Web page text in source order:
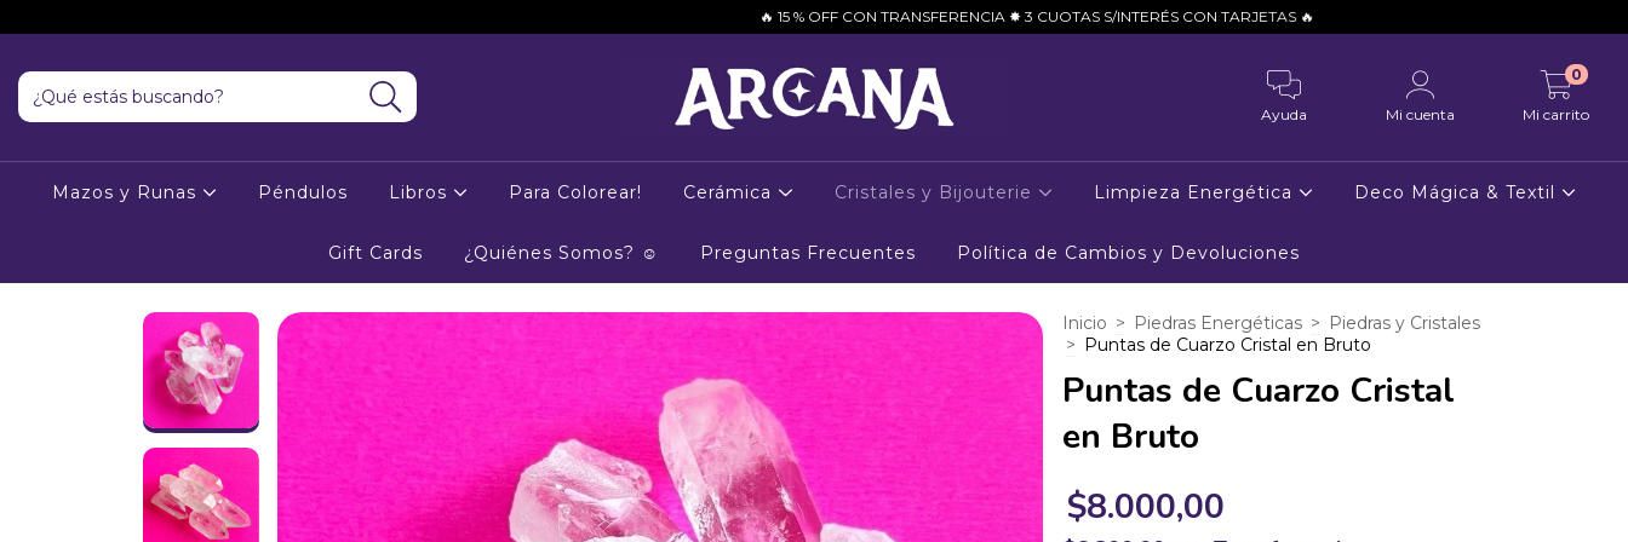
🔥 15 % OFF CON TRANSFERENCIA ✸ 3 CUOTAS S/INTERÉS CON TARJETAS 🔥
Ayuda Mi cuenta Mi carrito
0
Mazos y Runas Péndulos Libros Para Colorear! Cerámica Cristales y Bijouterie Limpieza Energética Deco Mágica & Textil
Gift Cards ¿Quiénes Somos? ☺ Preguntas Frecuentes Política de Cambios y Devoluciones
Inicio > Piedras Energéticas > Piedras y Cristales
> Puntas de Cuarzo Cristal en Bruto
Puntas de Cuarzo Cristal
en Bruto
$8.000,00